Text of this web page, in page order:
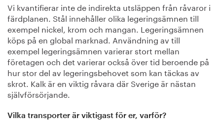
Vi kvantifierar inte de indirekta utsläppen från råvaror i
färdplanen. Stål innehåller olika legeringsämnen till
exempel nickel, krom och mangan. Legeringsämnen
köps på en global marknad. Användning av till
exempel legeringsämnen varierar stort mellan
företagen och det varierar också över tid beroende på
hur stor del av legeringsbehovet som kan täckas av
skrot. Kalk är en viktig råvara där Sverige är nästan
självförsörjande.
Vilka transporter är viktigast för er, varför?